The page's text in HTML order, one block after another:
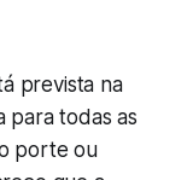
prevista na
para todas as
porte ou